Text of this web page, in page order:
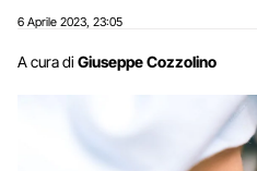
6 Aprile 2023 23:05
A cura di Giuseppe Cozzolino